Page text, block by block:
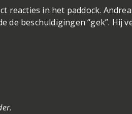
reacties in het paddock.
de beschuldigingen “gek”. Hij